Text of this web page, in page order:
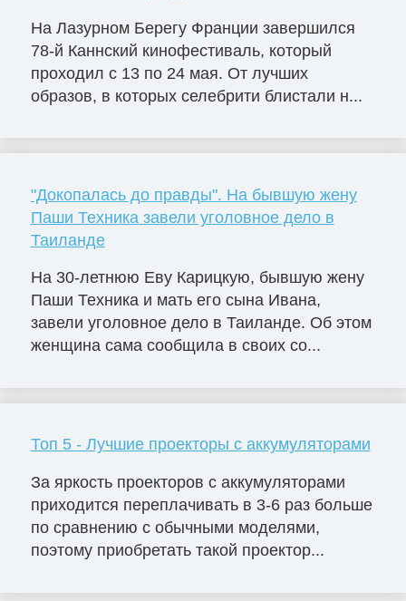
На Лазурном Берегу Франции завершился
78-й Каннский кинофестиваль, который
проходил с 13 по 24 мая. От лучших
образов, в которых селебрити блистали н...
"Докопалась до правды". На бывшую жену
Паши Техника завели уголовное дело в
Таиланде
На 30-летнюю Еву Карицкую, бывшую жену
Паши Техника и мать его сына Ивана,
завели уголовное дело в Таиланде. Об этом
женщина сама сообщила в своих со...
Топ 5 - Лучшие проекторы с аккумуляторами
За яркость проекторов с аккумуляторами
приходится переплачивать в 3-6 раз больше
по сравнению с обычными моделями,
поэтому приобретать такой проектор...